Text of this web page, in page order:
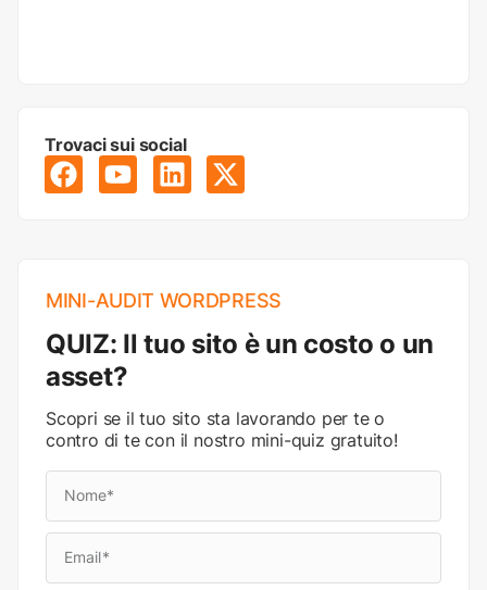
Trovaci sui social
MINI-AUDIT WORDPRESS
QUIZ: Il tuo sito è un costo o un
asset?
Scopri se il tuo sito sta lavorando per te o
contro di te con il nostro mini-quiz gratuito!